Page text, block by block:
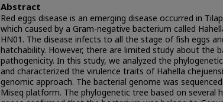
Abstract
Red eggs disease is an emerging disease occurred in
which caused by a Gram-negative bacterium called
HN01. The disease infects to all the stage of fish eggs
hatchability. However, there are limited study about the
pathogenicity. In this study, we analyzed the
and characterized the virulence traits of Hahella
genomic approach. The bacterial genome was
Miseq platform. The phylogenetic tree based on several